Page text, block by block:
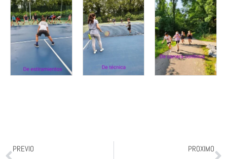
Prev
PREVIO PROXIMO